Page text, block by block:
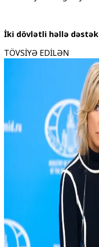
İki dövlətli həllə dəstək
TÖVSİYƏ EDİLƏN